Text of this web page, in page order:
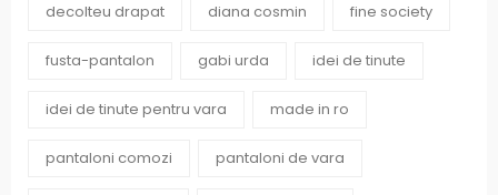
decolteu drapat diana cosmin fine society
fusta-pantalon gabi urda idei de tinute
idei de tinute pentru vara made in ro
pantaloni comozi pantaloni de vara